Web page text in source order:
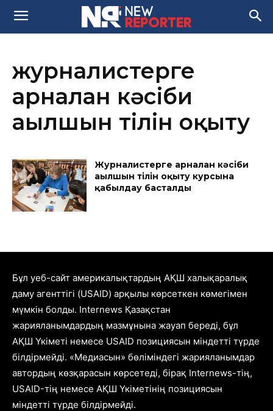
журналистерге
арналған кәсіби
ағылшын тілін оқыту
Журналистерге арналған кәсіби
ағылшын тілін оқыту курсына
қабылдау басталды
Бұл уеб-сайт америкалықтардың АҚШ халықаралық
даму агенттігі (USAID) арқылы көрсеткен көмегімен
мүмкін болды. Internews Қазақстан
жарияланымдардың мазмұнына жауап береді, бұл
АҚШ Үкіметі немесе USAID позициясын міндетті түрде
білдірмейді. «Медиасын» бөліміндегі жарияланымдар
автордың көзқарасын көрсетеді, бірақ Internews-тің,
USAID-тің немесе АҚШ Үкіметінің позициясын
міндетті түрде білдірмейді.